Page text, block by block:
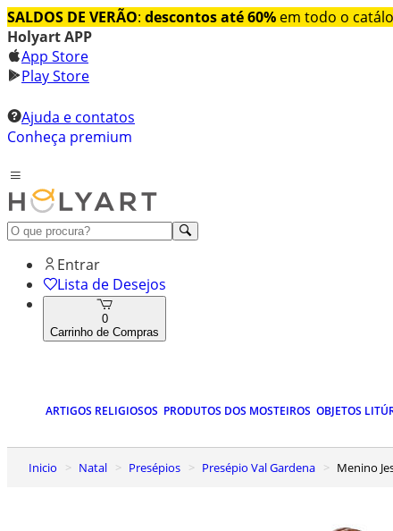
SALDOS DE VERÃO: descontos até 60% em todo o
Holyart APP
App Store
Play Store
Ajuda e contatos
Conheça premium
Entrar
Lista de Desejos
0
Carrinho de Compras
ARTIGOS RELIGIOSOS PRODUTOS DOS MOSTEIROS OBJETOS
Inicio Natal Presépios Presépio Val Gardena Menino